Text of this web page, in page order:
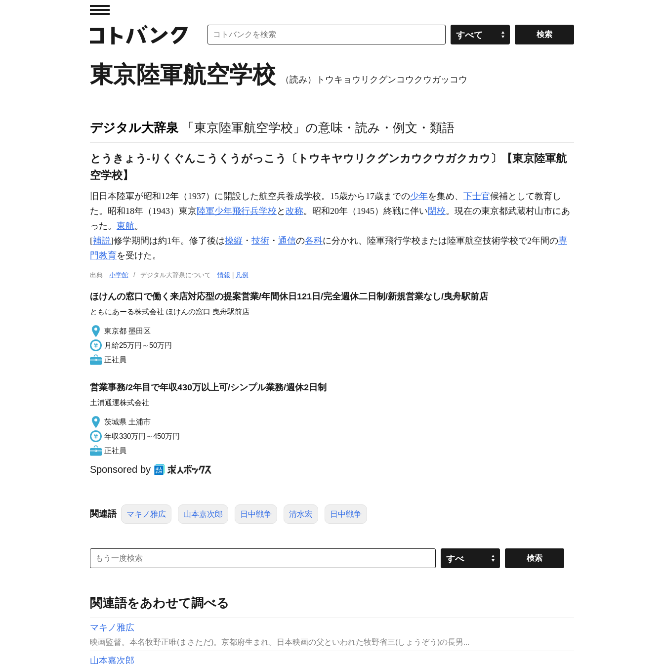
すべて
東京陸軍航空学校 （読み）トウキョウリクグンコウクウガッコウ
デジタル大辞泉 「東京陸軍航空学校」の意味・読み・例文・類語
とうきょう‐りくぐんこうくうがっこう〔トウキヤウリクグンカウクウガクカウ〕【東京陸軍航
空学校】
旧日本陸軍が昭和12年（1937）に開設した航空兵養成学校。15歳から17歳までの少年を集め、 下士官候補として教育し
た。昭和18年（1943）東京陸軍少年飛行兵学校 と 改称。昭和20年（1945）終戦に伴い閉校。現在の東京都武蔵村山市にあ
った。 東航。
[補説]修学期間は約1年。修了後は操縦 ・ 技術 ・ 通信の各科に分かれ、陸軍飛行学校または陸軍航空技術学校で2年間の専
門教育を受けた。
出典 小学館 デジタル大辞泉について情報 凡例
ほけんの窓口で働く来店対応型の提案営業/年間休日121日/完全週休二日制/新規営業なし/曳舟駅前店
ともにあーる株式会社 ほけんの窓口 曳舟駅前店
東京都 墨田区
月給25万円～50万円
正社員
営業事務/2年目で年収430万以上可/シンプル業務/週休2日制
土浦通運株式会社
茨城県 土浦市
年収330万円～450万円
正社員
Sponsored by
関連語 マキノ雅広 山本嘉次郎 日中戦争 清水宏 日中戦争
すべ
関連語をあわせて調べる
マキノ雅広
映画監督。本名牧野正唯(まさただ)。京都府生まれ。日本映画の父といわれた牧野省三(しょうぞう)の長男...
山本嘉次郎